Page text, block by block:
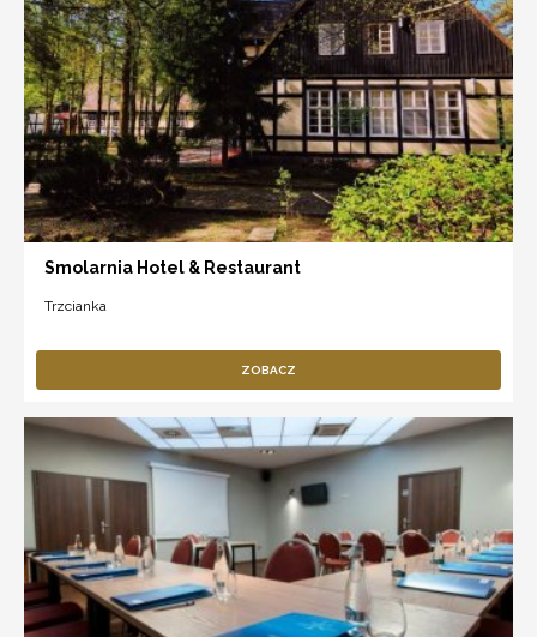
Smolarnia Hotel & Restaurant
Trzcianka
ZOBACZ